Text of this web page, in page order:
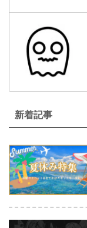
新着記事